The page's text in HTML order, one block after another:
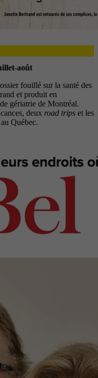
août
fouillé sur la santé des
et produit en
gériatrie de Montréal.
deux road trips et les
Québec.